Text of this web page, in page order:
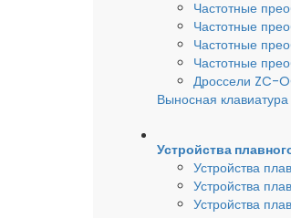
Частотные
Частотные
Частотные
Частотные
Дроссели ZC-
Выносная
Устройства
Устройства
Устройства
Устройства